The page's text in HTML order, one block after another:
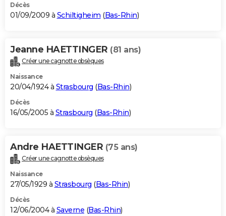
Décès
01/09/2009 à Schiltigheim (Bas-Rhin)
Jeanne HAETTINGER (81 ans)
Créer une cagnotte obsèques
Naissance
20/04/1924 à Strasbourg (Bas-Rhin)
Décès
16/05/2005 à Strasbourg (Bas-Rhin)
Andre HAETTINGER (75 ans)
Créer une cagnotte obsèques
Naissance
27/05/1929 à Strasbourg (Bas-Rhin)
Décès
12/06/2004 à Saverne (Bas-Rhin)